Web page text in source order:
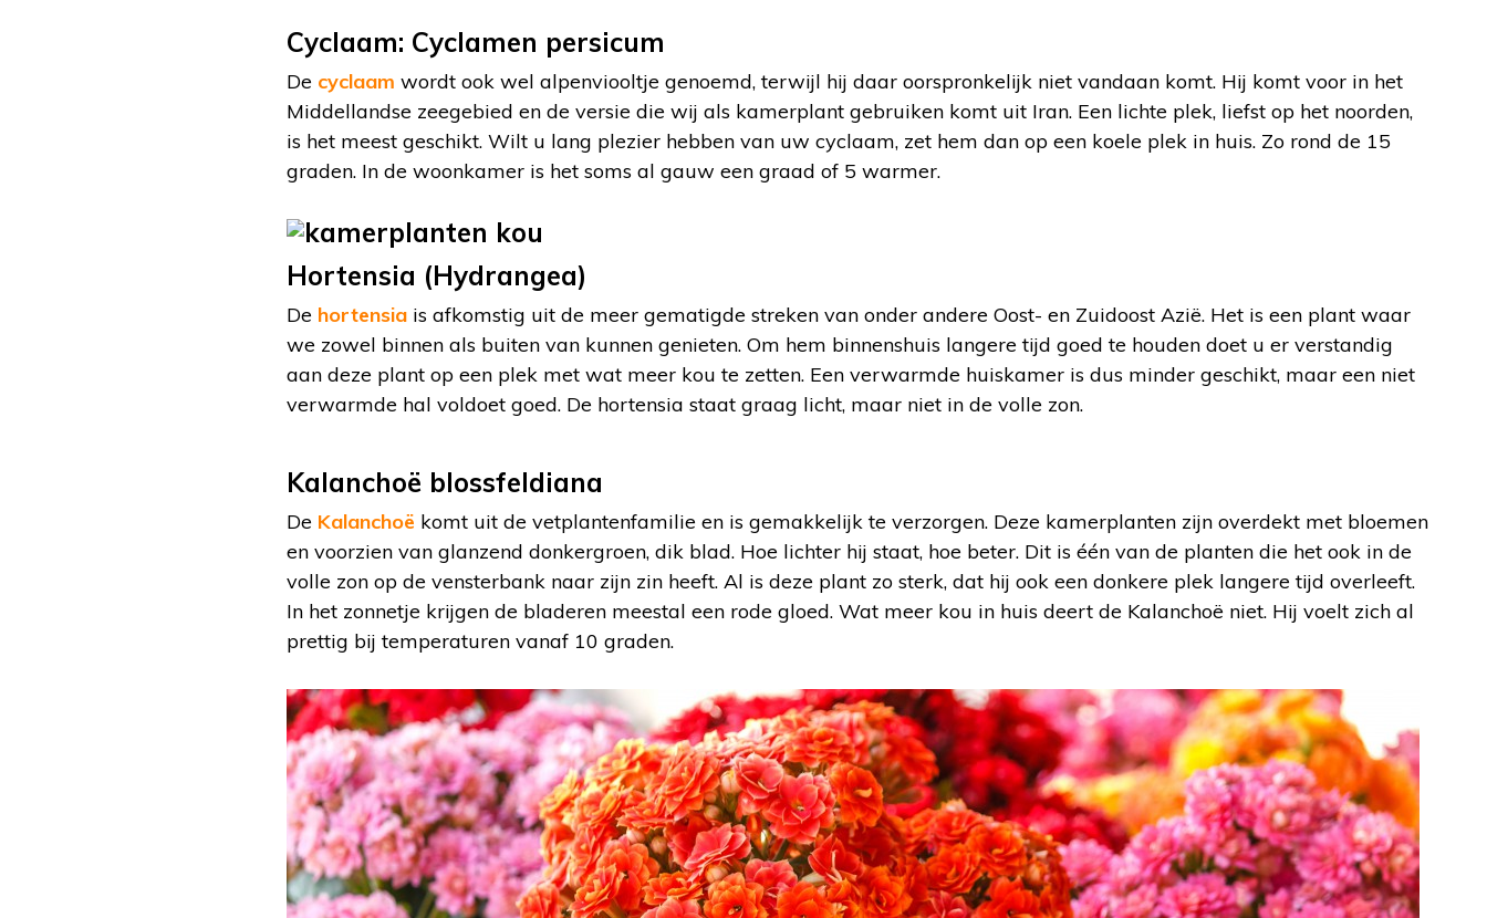
Cyclaam: Cyclamen persicum
De cyclaam wordt ook wel alpenviooltje genoemd, terwijl hij daar oorspronkelijk niet vandaan komt. Hij komt voor in het
Middellandse zeegebied en de versie die wij als kamerplant gebruiken komt uit Iran. Een lichte plek, liefst op het noorden,
is het meest geschikt. Wilt u lang plezier hebben van uw cyclaam, zet hem dan op een koele plek in huis. Zo rond de 15
graden. In de woonkamer is het soms al gauw een graad of 5 warmer.
Hortensia (Hydrangea)
De hortensia is afkomstig uit de meer gematigde streken van onder andere Oost- en Zuidoost Azië. Het is een plant waar
we zowel binnen als buiten van kunnen genieten. Om hem binnenshuis langere tijd goed te houden doet u er verstandig
aan deze plant op een plek met wat meer kou te zetten. Een verwarmde huiskamer is dus minder geschikt, maar een niet
verwarmde hal voldoet goed. De hortensia staat graag licht, maar niet in de volle zon.
Kalanchoë blossfeldiana
De Kalanchoë komt uit de vetplantenfamilie en is gemakkelijk te verzorgen. Deze kamerplanten zijn overdekt met bloemen
en voorzien van glanzend donkergroen, dik blad. Hoe lichter hij staat, hoe beter. Dit is één van de planten die het ook in de
volle zon op de vensterbank naar zijn zin heeft. Al is deze plant zo sterk, dat hij ook een donkere plek langere tijd overleeft.
In het zonnetje krijgen de bladeren meestal een rode gloed. Wat meer kou in huis deert de Kalanchoë niet. Hij voelt zich al
prettig bij temperaturen vanaf 10 graden.